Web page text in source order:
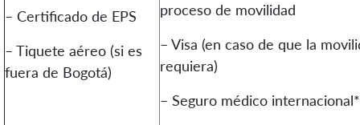
– Certificado de EPS
– Tiquete aéreo (si es
fuera de Bogotá)
proceso de movilidad
– Visa (en caso de que la
requiera)
– Seguro médico